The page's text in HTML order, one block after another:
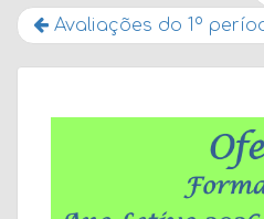
Avaliações do 1º